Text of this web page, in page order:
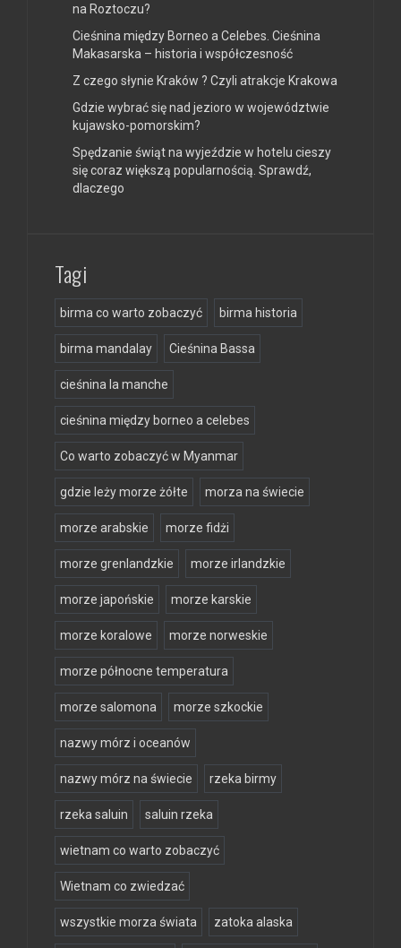
na Roztoczu?
Cieśnina między Borneo a Celebes. Cieśnina
Makasarska – historia i współczesność
Z czego słynie Kraków ? Czyli atrakcje Krakowa
Gdzie wybrać się nad jezioro w województwie
kujawsko-pomorskim?
Spędzanie świąt na wyjeździe w hotelu cieszy
się coraz większą popularnością. Sprawdź,
dlaczego
Tagi
birma co warto zobaczyć birma historia
birma mandalay Cieśnina Bassa
cieśnina la manche
cieśnina między borneo a celebes
Co warto zobaczyć w Myanmar
gdzie leży morze żółte morza na świecie
morze arabskie morze fidżi
morze grenlandzkie morze irlandzkie
morze japońskie morze karskie
morze koralowe morze norweskie
morze północne temperatura
morze salomona morze szkockie
nazwy mórz i oceanów
nazwy mórz na świecie rzeka birmy
rzeka saluin saluin rzeka
wietnam co warto zobaczyć
Wietnam co zwiedzać
wszystkie morza świata zatoka alaska